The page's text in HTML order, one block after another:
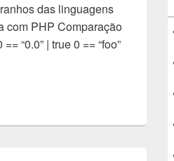
das linguagens
com PHP Comparação
| true 0 == “foo”
estranhos com in_array